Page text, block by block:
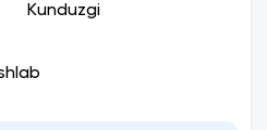
Kunduzgi